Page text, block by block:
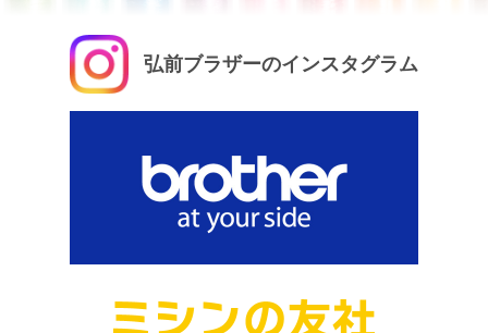
弘前ブラザーのインスタグラム